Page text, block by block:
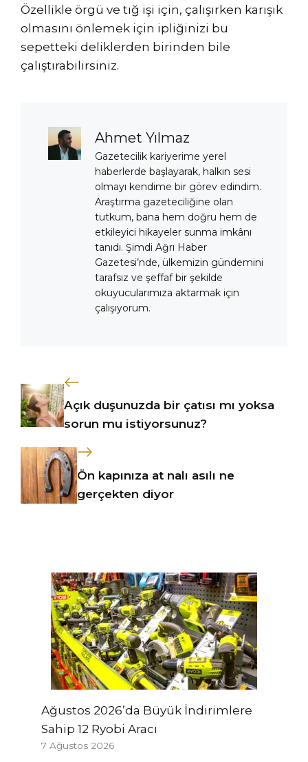
Özellikle örgü ve tığ işi için, çalışırken karışık
olmasını önlemek için ipliğinizi bu
sepetteki deliklerden birinden bile
çalıştırabilirsiniz.
Ahmet Yılmaz
Gazetecilik kariyerime yerel
haberlerde başlayarak, halkın sesi
olmayı kendime bir görev edindim.
Araştırma gazeteciliğine olan
tutkum, bana hem doğru hem de
etkileyici hikayeler sunma imkânı
tanıdı. Şimdi Ağrı Haber
Gazetesi’nde, ülkemizin gündemini
tarafsız ve şeffaf bir şekilde
okuyucularımıza aktarmak için
çalışıyorum.
Açık duşunuzda bir çatısı mı yoksa
sorun mu istiyorsunuz?
Ön kapınıza at nalı asılı ne
gerçekten diyor
Ağustos 2026’da Büyük İndirimlere
Sahip 12 Ryobi Aracı
7 Ağustos 2026